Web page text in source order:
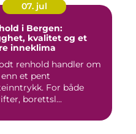
07. jul
i Bergen:
kvalitet og et
inneklima
renhold handler om
et pent
For både
borettsl...